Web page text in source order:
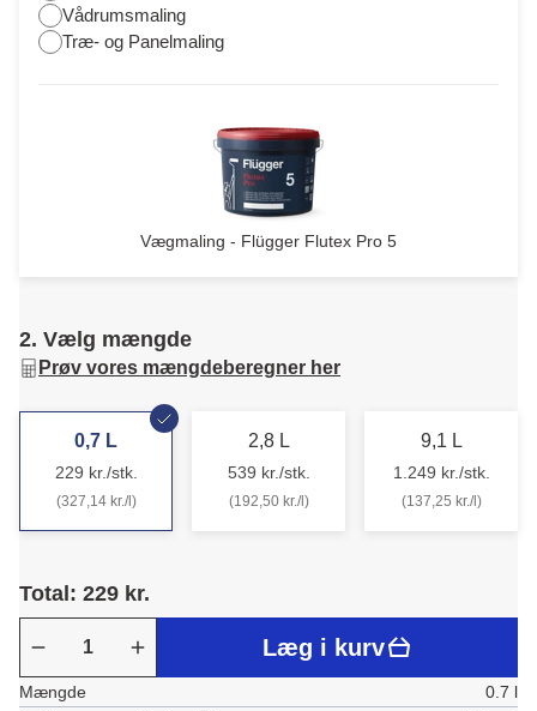
Vådrumsmaling
Træ- og Panelmaling
Vægmaling - Flügger Flutex Pro 5
2. Vælg mængde
Prøv vores mængdeberegner her
0,7 L
229 kr./stk.
(327,14 kr./l)
2,8 L
539 kr./stk.
(192,50 kr./l)
9,1 L
1.249 kr./stk.
(137,25 kr./l)
Total: 229 kr.
Læg i kurv
Mængde
0.7 l